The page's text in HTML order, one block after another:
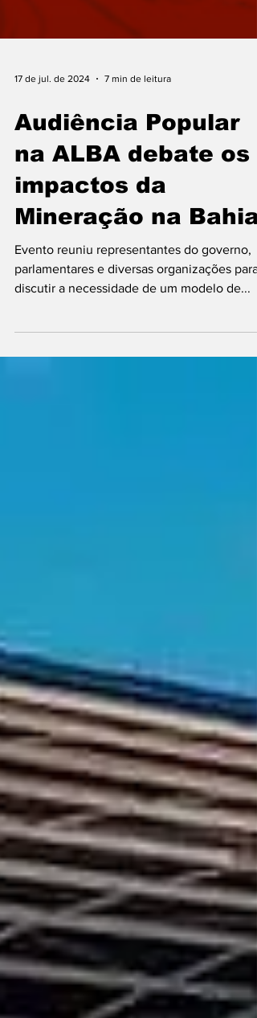
Audiência Popular
na ALBA debate os
impactos da
Mineração na Bahia
Evento reuniu representantes do governo,
parlamentares e diversas organizações para